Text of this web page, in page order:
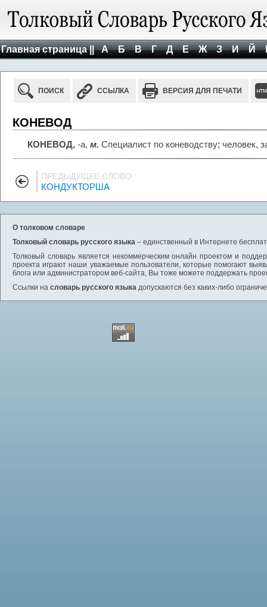
Главная страница || А Б В Г Д Е Ж З И Й
ПОИСК ССЫЛКА ВЕРСИЯ ДЛЯ ПЕЧАТИ
КОНЕВОД
КОНЕВОД, -а, м. Специалист по коневодству;
ПРЕДЫДУЩЕЕ СЛОВО
КОНДУКТОРША
О толковом словаре
Толковый словарь русского языка – единственный в Интернете
Толковый словарь является некоммерческим онлайн проектом и
проекта играют наши уважаемые пользователи, которые помогают
блога или администратором веб-сайта, Вы тоже можете поддержать
Ссылки на словарь русского языка допускаются без каких-либо